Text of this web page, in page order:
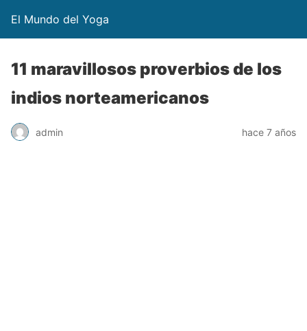
El Mundo del Yoga
11 maravillosos proverbios de los
indios norteamericanos
admin hace 7 años